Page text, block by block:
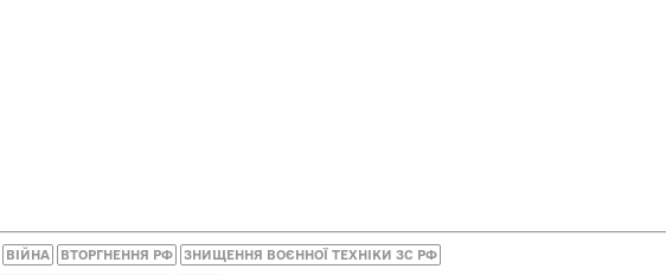
ВІЙНА ВТОРГНЕННЯ РФ ЗНИЩЕННЯ ВОЄННОЇ ТЕХНІКИ ЗС РФ